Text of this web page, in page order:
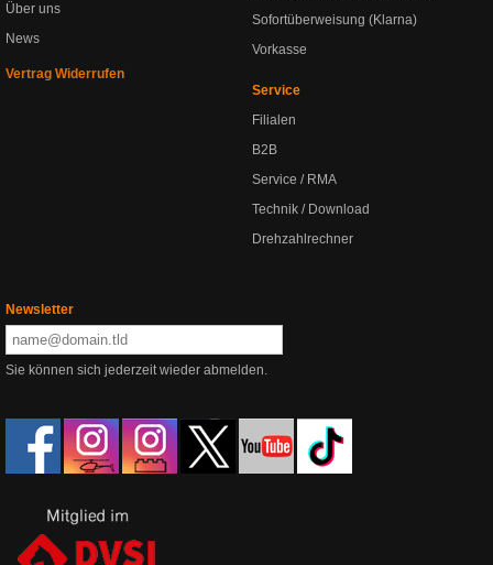
Über uns
News
Vertrag Widerrufen
Sofortüberweisung (Klarna)
Vorkasse
Service
Filialen
B2B
Service / RMA
Technik / Download
Drehzahlrechner
Newsletter
Sie können sich jederzeit wieder abmelden.